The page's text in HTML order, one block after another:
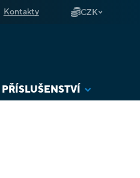
Kontakty CZK
PŘÍSLUŠENSTVÍ